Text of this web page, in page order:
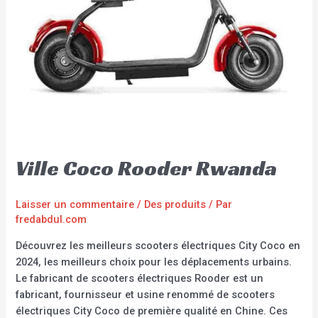
Ville Coco Rooder Rwanda
Laisser un commentaire / Des produits / Par
fredabdul.com
Découvrez les meilleurs scooters électriques City Coco en
2024, les meilleurs choix pour les déplacements urbains.
Le fabricant de scooters électriques Rooder est un
fabricant, fournisseur et usine renommé de scooters
électriques City Coco de première qualité en Chine. Ces